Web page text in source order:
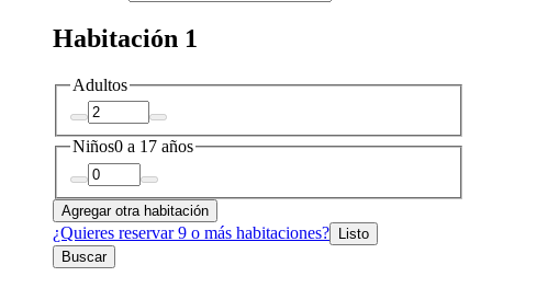
Habitación 1
Adultos
Niños0 a 17 años
Agregar otra habitación
¿Quieres reservar 9 o más habitaciones? Listo
Buscar